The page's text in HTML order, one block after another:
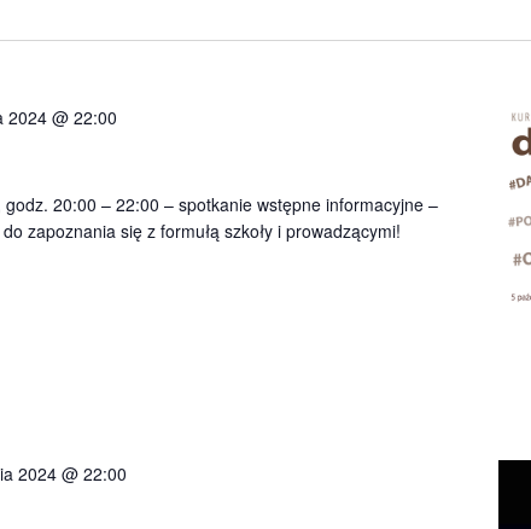
2024 @ 22:00
20:00 – 22:00 – spotkanie wstępne informacyjne –
zapoznania się z formułą szkoły i prowadzącymi!
2024 @ 22:00